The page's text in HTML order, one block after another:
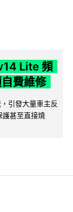
Lite 頻
費維修
引發大量車主反
護甚至直接燒